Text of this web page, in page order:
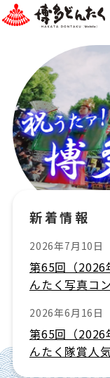
新着情報
2026年7月10日
第65回（2026
んたく写真コ
2026年6月16日
第65回（2026
んたく隊賞人